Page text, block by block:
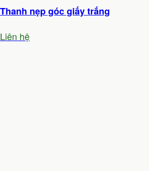
Thanh nẹp góc giấy trắng
Liên hệ